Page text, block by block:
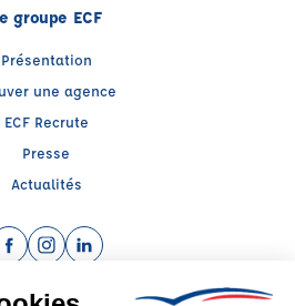
groupe ECF
Présentation
une agence
ECF Recrute
Presse
Actualités
(nouvelle fenêtre)
Instagram (nouvelle fenêtre)
LinkedIn (nouvelle fenêtre)
SECURITE ROUTIERE 69 - Capital social: